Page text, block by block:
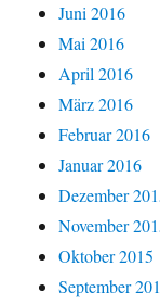
Juni 2016
Mai 2016
April 2016
März 2016
Februar 2016
Januar 2016
Dezember
November
Oktober 2015
September